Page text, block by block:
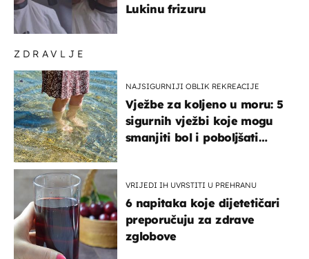
ZDRAVLJE
NAJSIGURNIJI OBLIK REKREACIJE
Vježbe za koljeno u moru: 5
sigurnih vježbi koje mogu
smanjiti bol i poboljšati
VRIJEDI IH UVRSTITI U PREHRANU
6 napitaka koje dijetetičari
preporučuju za zdrave
zglobove
Lukinu frizuru